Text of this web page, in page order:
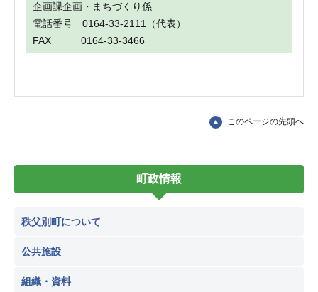
企画課企画・まちづくり係
電話番号 0164-33-2111（代表）
FAX 0164-33-3466
このページの先頭へ
町政情報
秩父別町について
公共施設
組織・資料